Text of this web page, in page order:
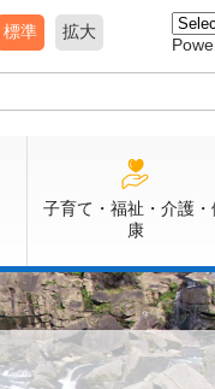
標準 拡大
子育て・福祉・介護・
康